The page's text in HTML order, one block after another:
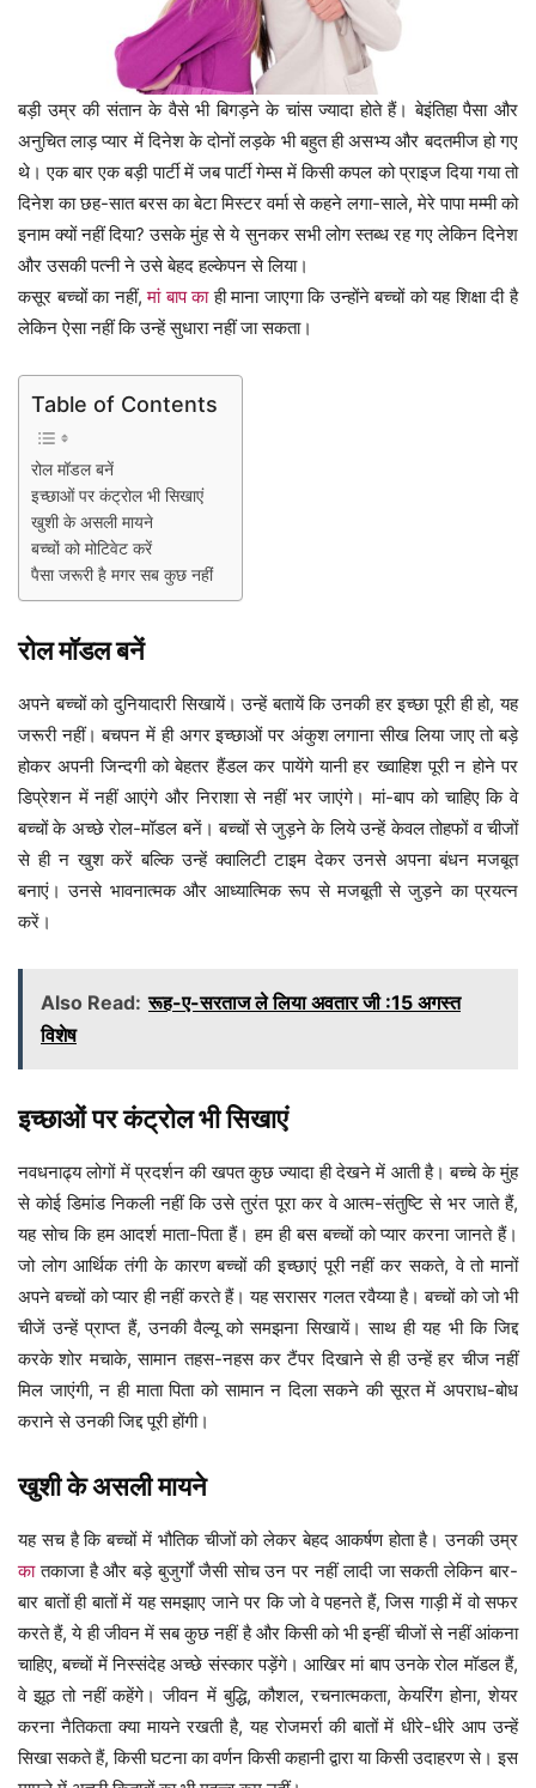
बड़ी उम्र की संतान के वैसे भी बिगड़ने के चांस ज्यादा होते हैं। बेइंतिहा पैसा और
अनुचित लाड़ प्यार में दिनेश के दोनों लड़के भी बहुत ही असभ्य और बदतमीज हो गए
थे। एक बार एक बड़ी पार्टी में जब पार्टी गेम्स में किसी कपल को प्राइज दिया गया तो
दिनेश का छह-सात बरस का बेटा मिस्टर वर्मा से कहने लगा-साले, मेरे पापा मम्मी को
इनाम क्यों नहीं दिया? उसके मुंह से ये सुनकर सभी लोग स्तब्ध रह गए लेकिन दिनेश
और उसकी पत्नी ने उसे बेहद हल्केपन से लिया।
कसूर बच्चों का नहीं,मां बाप काही माना जाएगा कि उन्होंने बच्चों को यह शिक्षा दी है
लेकिन ऐसा नहीं कि उन्हें सुधारा नहीं जा सकता।
Table of Contents
रोल मॉडल बनें
इच्छाओं पर कंट्रोल भी सिखाएं
खुशी के असली मायने
बच्चों को मोटिवेट करें
पैसा जरूरी है मगर सब कुछ नहीं
रोल मॉडल बनें
अपने बच्चों को दुनियादारी सिखायें। उन्हें बतायें कि उनकी हर इच्छा पूरी ही हो, यह
जरूरी नहीं। बचपन में ही अगर इच्छाओं पर अंकुश लगाना सीख लिया जाए तो बड़े
होकर अपनी जिन्दगी को बेहतर हैंडल कर पायेंगे यानी हर ख्वाहिश पूरी न होने पर
डिप्रेशन में नहीं आएंगे और निराशा से नहीं भर जाएंगे। मां-बाप को चाहिए कि वे
बच्चों के अच्छे रोल-मॉडल बनें। बच्चों से जुड़ने के लिये उन्हें केवल तोहफों व चीजों
से ही न खुश करें बल्कि उन्हें क्वालिटी टाइम देकर उनसे अपना बंधन मजबूत
बनाएं। उनसे भावनात्मक और आध्यात्मिक रूप से मजबूती से जुड़ने का प्रयत्न
करें।
Also Read: रूह-ए-सरताज ले लिया अवतार जी :15 अगस्त
विशेष
इच्छाओं पर कंट्रोल भी सिखाएं
नवधनाढ्य लोगों में प्रदर्शन की खपत कुछ ज्यादा ही देखने में आती है। बच्चे के मुंह
से कोई डिमांड निकली नहीं कि उसे तुरंत पूरा कर वे आत्म-संतुष्टि से भर जाते हैं,
यह सोच कि हम आदर्श माता-पिता हैं। हम ही बस बच्चों को प्यार करना जानते हैं।
जो लोग आर्थिक तंगी के कारण बच्चों की इच्छाएं पूरी नहीं कर सकते, वे तो मानों
अपने बच्चों को प्यार ही नहीं करते हैं। यह सरासर गलत रवैय्या है। बच्चों को जो भी
चीजें उन्हें प्राप्त हैं, उनकी वैल्यू को समझना सिखायें। साथ ही यह भी कि जिद्द
करके शोर मचाके, सामान तहस-नहस कर टैंपर दिखाने से ही उन्हें हर चीज नहीं
मिल जाएंगी, न ही माता पिता को सामान न दिला सकने की सूरत में अपराध-बोध
कराने से उनकी जिद्द पूरी होंगी।
खुशी के असली मायने
यह सच है कि बच्चों में भौतिक चीजों को लेकर बेहद आकर्षण होता है। उनकी उम्र
कातकाजा है और बड़े बुजुर्गों जैसी सोच उन पर नहीं लादी जा सकती लेकिन बार-
बार बातों ही बातों में यह समझाए जाने पर कि जो वे पहनते हैं, जिस गाड़ी में वो सफर
करते हैं, ये ही जीवन में सब कुछ नहीं है और किसी को भी इन्हीं चीजों से नहीं आंकना
चाहिए, बच्चों में निस्संदेह अच्छे संस्कार पड़ेंगे। आखिर मां बाप उनके रोल मॉडल हैं,
वे झूठ तो नहीं कहेंगे। जीवन में बुद्धि, कौशल, रचनात्मकता, केयरिंग होना, शेयर
करना नैतिकता क्या मायने रखती है, यह रोजमर्रा की बातों में धीरे-धीरे आप उन्हें
सिखा सकते हैं, किसी घटना का वर्णन किसी कहानी द्वारा या किसी उदाहरण से। इस